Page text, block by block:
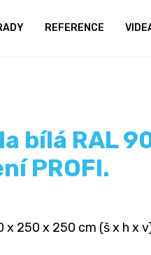
REFERENCE
bílá RAL
PROFI.
250 x 250 cm (š x h x